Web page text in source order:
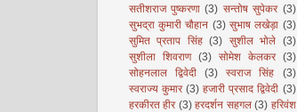
सतीशराज पुष्करणा (3) सन्तोष सुपेकर (3)
सुभद्रा कुमारी चौहान (3) सुभाष लखेड़ा (3)
सुमित प्रताप सिंह (3) सुशील भोले (3)
सुशीला शिवराण
(3) सोमेश केलकर
(3)
सोहनलाल द्विवेदी
(3) स्वराज सिंह
(3)
स्वराज्य कुमार (3) हजारी प्रसाद द्विवेदी (3)
हरकीरत हीर (3) हरदर्शन सहगल (3) हरिवंश